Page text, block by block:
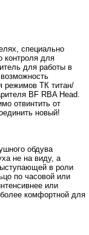
специально
контроля для
для работы в
режимов ТК титан/
BF RBA Head.
отвинтить от
новый!
обдува
не на виду, а
в роли
по часовой или
или
комфортной для